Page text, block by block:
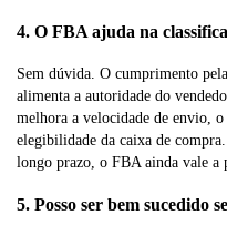
4. O FBA ajuda na
Sem dúvida. O cumprimento
alimenta a autoridade do
melhora a velocidade de envio,
elegibilidade da caixa de
longo prazo, o FBA ainda vale a
5. Posso ser bem sucedido